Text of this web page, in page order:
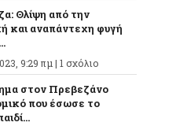
Θλίψη από την
και αναπάντεχη φυγή
9:29 πμ | 1 σχόλιο
στον Πρεβεζάνο
που έσωσε το